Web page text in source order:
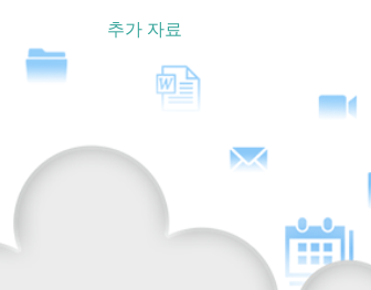
추가 자료